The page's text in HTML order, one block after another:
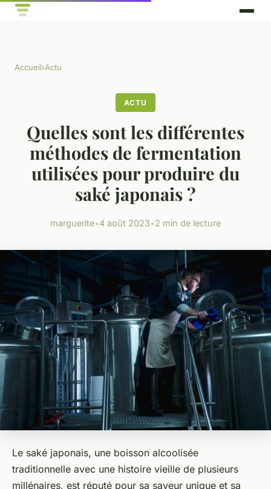
Accueil›Actu
ACTU
Quelles sont les différentes
méthodes de fermentation
utilisées pour produire du
saké japonais ?
marguerite•4 août 2023•2 min de lecture
Le saké japonais, une boisson alcoolisée
traditionnelle avec une histoire vieille de plusieurs
millénaires, est réputé pour sa saveur unique et sa